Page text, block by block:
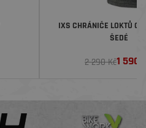
IXS CHRÁNIČE LOKTŮ
ŠEDÉ
2 290 Kč1 590